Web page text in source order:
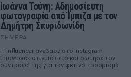
Ιωάννα Τούνη: Αδημοσίευτη
φωτογραφία από Ίμπιζα με τον
Δημήτρη Σπυριδωνίδη
ΣΉΜΕΡΑ
Η influencer ανέβασε στο Instagram
throwback στιγμιότυπο και ρώτησε τον
σύντροφό της για τον φετινό προορισμό